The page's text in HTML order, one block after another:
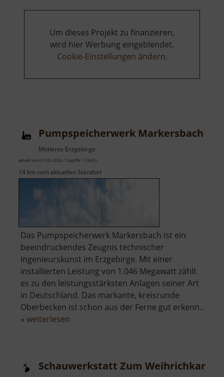
Um dieses Projekt zu finanzieren,
wird hier Werbung eingeblendet.
Cookie-Einstellungen ändern.
Pumpspeicherwerk Markersbach
Mittleres Erzgebirge
aktuell vom 07.06.2026 / Zugriffe: 133603
14 km vom aktuellen Standort
Das Pumpspeicherwerk Markersbach ist ein
beeindruckendes Zeugnis technischer
Ingenieurskunst im Erzgebirge. Mit einer
installierten Leistung von 1.046 Megawatt zählt
es zu den leistungsstärksten Anlagen seiner Art
in Deutschland. Das markante, kreisrunde
Oberbecken ist schon aus der Ferne gut erkenn..
» weiterlesen
Schauwerkstatt Zum Weihrichkarzl